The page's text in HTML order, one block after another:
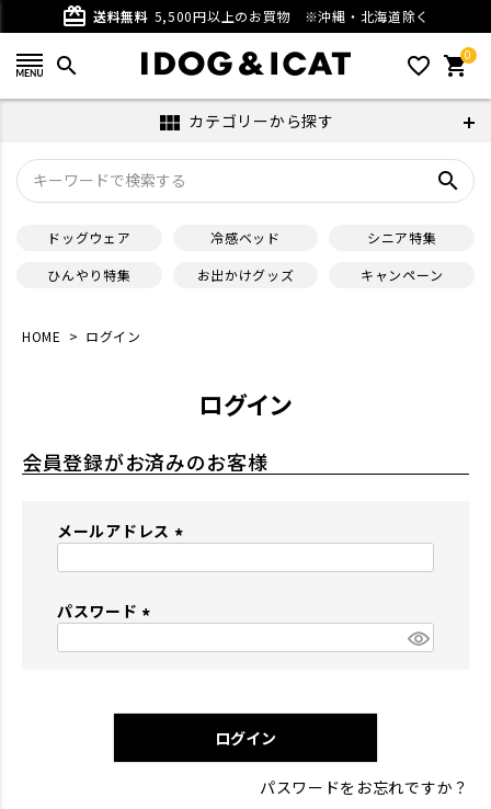
card_giftcard 送料無料 5,500円以上のお買物 ※沖縄・北海道除く
search favorite_outline 0
shopping_cart
view_module カテゴリーから探す
search
ドッグウェア 冷感ベッド
シニア特集
ひんやり特集
お出かけグッズ キャンペーン
HOME ログイン
ログイン
会員登録がお済みのお客様
メールアドレス
パスワード
)
ログイン
パスワードをお忘れですか？